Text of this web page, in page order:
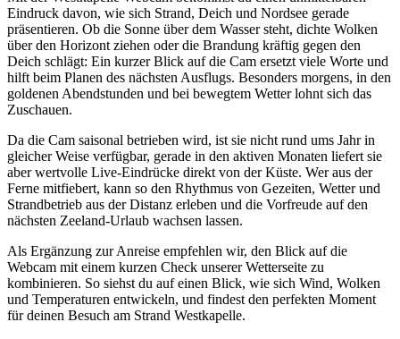
Eindruck davon, wie sich Strand, Deich und Nordsee gerade
präsentieren. Ob die Sonne über dem Wasser steht, dichte Wolken
über den Horizont ziehen oder die Brandung kräftig gegen den
Deich schlägt: Ein kurzer Blick auf die Cam ersetzt viele Worte und
hilft beim Planen des nächsten Ausflugs. Besonders morgens, in den
goldenen Abendstunden und bei bewegtem Wetter lohnt sich das
Zuschauen.
Da die Cam saisonal betrieben wird, ist sie nicht rund ums Jahr in
gleicher Weise verfügbar, gerade in den aktiven Monaten liefert sie
aber wertvolle Live-Eindrücke direkt von der Küste. Wer aus der
Ferne mitfiebert, kann so den Rhythmus von Gezeiten, Wetter und
Strandbetrieb aus der Distanz erleben und die Vorfreude auf den
nächsten Zeeland-Urlaub wachsen lassen.
Als Ergänzung zur Anreise empfehlen wir, den Blick auf die
Webcam mit einem kurzen Check unserer Wetterseite zu
kombinieren. So siehst du auf einen Blick, wie sich Wind, Wolken
und Temperaturen entwickeln, und findest den perfekten Moment
für deinen Besuch am Strand Westkapelle.